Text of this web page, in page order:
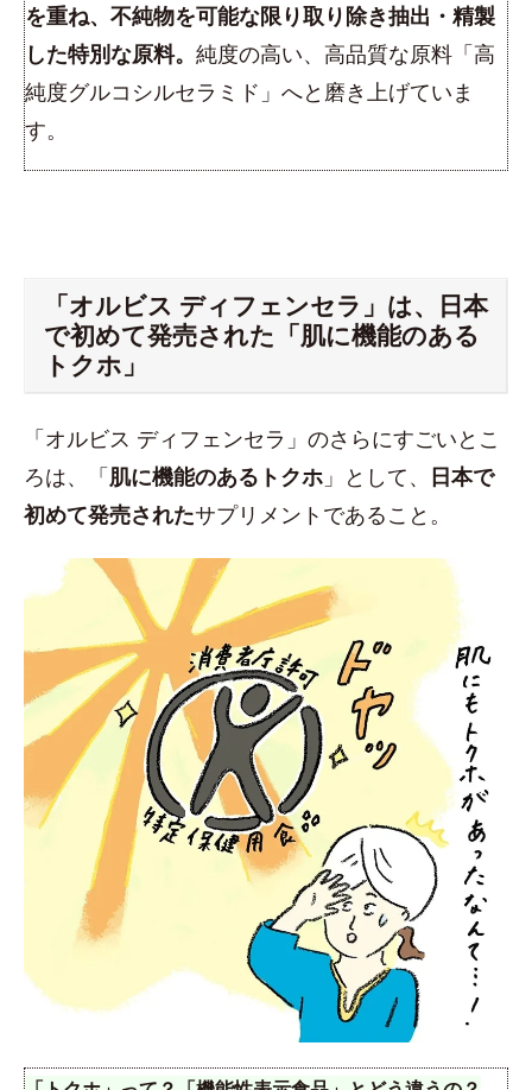
を重ね、不純物を可能な限り取り除き抽出・精製
した特別な原料。 純度の高い、高品質な原料「高
純度グルコシルセラミド」へと磨き上げていま
す。
「オルビス ディフェンセラ」は、日本
で初めて発売された「肌に機能のある
トクホ」
「オルビス ディフェンセラ」のさらにすごいとこ
ろは、「肌に機能のあるトクホ 」として、 日本で
初めて発売されたサプリメントであること。